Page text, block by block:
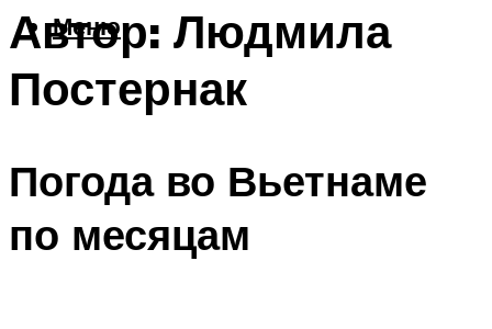
Меню
Автор: Людмила
Постернак
Погода во Вьетнаме
по месяцам